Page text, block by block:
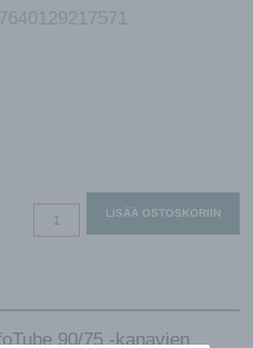
7640129217571
Muuntokappale
90/75
flat
51
LISÄÄ OSTOSKORIIN
90/75 -kanavien